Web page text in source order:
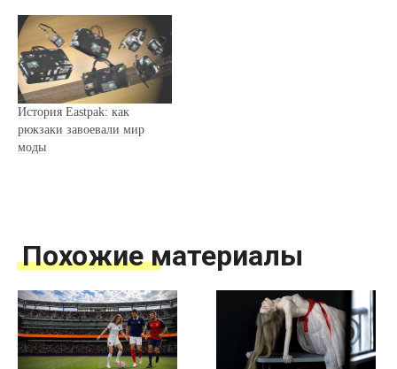
История Eastpak: как
рюкзаки завоевали мир
моды
Похожие материалы